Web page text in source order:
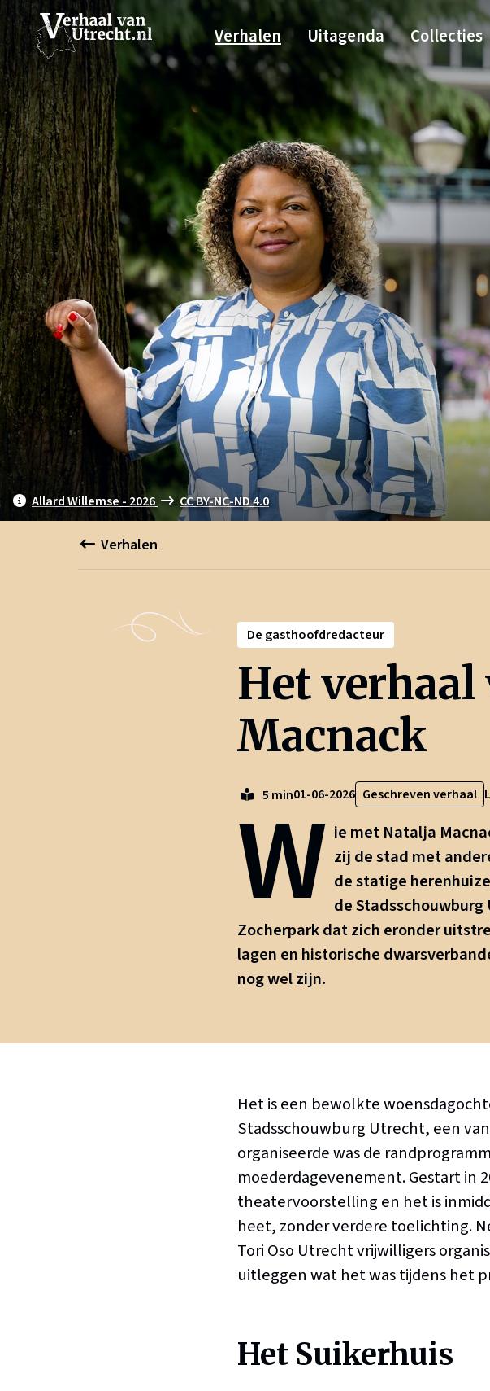
Verhalen Uitagenda Collecties
Allard Willemse - 2026 CC BY-NC-ND 4.0
Verhalen
De gasthoofdredacteur
Het
Macnack
5 min01-06-2026 Geschreven verhaal
W ie met Natalja
zij de stad met
de statige
de
Zocherpark dat zich eronder
lagen en historische
nog wel zijn.
Het is een bewolkte
Stadsschouwburg Utrecht, een
organiseerde was de
moederdagevenement. Gestart in
theatervoorstelling en het is
heet, zonder verdere toelichting.
Tori Oso Utrecht vrijwilligers
uitleggen wat het was tijdens het
Het Suikerhuis